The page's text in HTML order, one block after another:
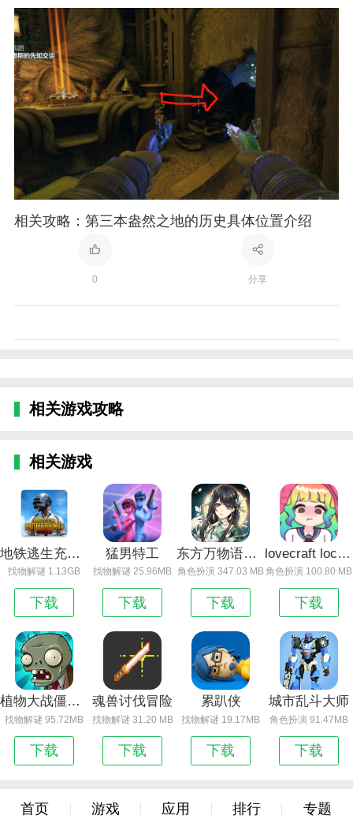
相关攻略：第三本盎然之地的历史具体位置介绍
0 分享
相关游戏攻略
相关游戏
地铁逃生充值入口_地铁逃生
找物解谜 1.13GB
下载
猛男特工
找物解谜 25.96MB
下载
东方万物语最新版
角色扮演 347.03 MB
下载
lovecraft locker
角色扮演 100.80 MB
下载
植物大战僵尸95版
找物解谜 95.72MB
下载
魂兽讨伐冒险
找物解谜 31.20 MB
下载
累趴侠
找物解谜 19.17MB
下载
城市乱斗大师
角色扮演 91.47MB
下载
首页 游戏 应用 排行 专题